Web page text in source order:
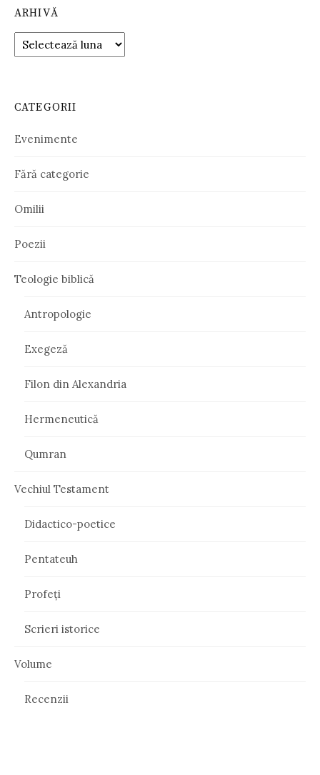
ARHIVĂ
Arhivă
CATEGORII
Evenimente
Fără categorie
Omilii
Poezii
Teologie biblică
Antropologie
Exegeză
Filon din Alexandria
Hermeneutică
Qumran
Vechiul Testament
Didactico-poetice
Pentateuh
Profeți
Scrieri istorice
Volume
Recenzii